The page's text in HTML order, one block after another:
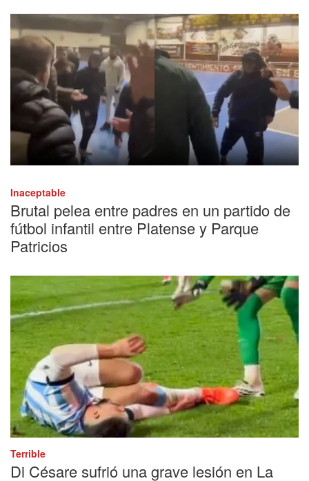
Inaceptable
Brutal pelea entre padres en un partido de
fútbol infantil entre Platense y Parque
Patricios
Terrible
Di Césare sufrió una grave lesión en La